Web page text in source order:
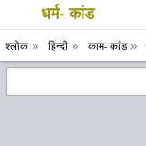
धर्म- कांड
श्लोक हिन्दी काम- कांड